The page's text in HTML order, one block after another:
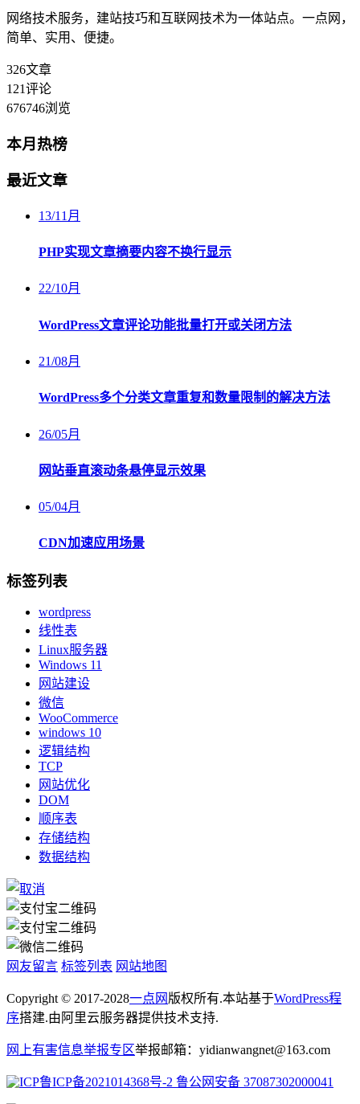
网络技术服务，建站技巧和互联网技术为一体站点。一点网，
简单、实用、便捷。
326文章
121评论
676746浏览
本月热榜
最近文章
13/11月
PHP实现文章摘要内容不换行显示
22/10月
WordPress文章评论功能批量打开或关闭方法
21/08月
WordPress多个分类文章重复和数量限制的解决方法
26/05月
网站垂直滚动条悬停显示效果
05/04月
CDN加速应用场景
标签列表
wordpress
线性表
Linux服务器
Windows 11
网站建设
微信
WooCommerce
windows 10
逻辑结构
TCP
网站优化
DOM
顺序表
存储结构
数据结构
网友留言 标签列表 网站地图
Copyright © 2017-2028一点网 版权所有.本站基于WordPress程
序搭建.由阿里云服务器提供技术支持.
网上有害信息举报专区举报邮箱：yidianwangnet@163.com
鲁ICP备2021014368号-2 鲁公网安备 37087302000041